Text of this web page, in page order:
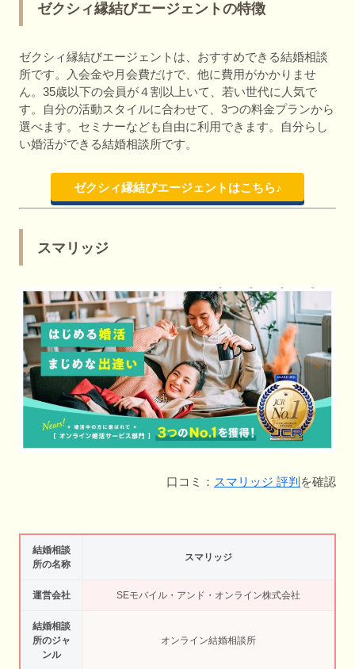
ゼクシィ縁結びエージェントの特徴
ゼクシィ縁結びエージェントは、おすすめできる結婚相談
所です。入会金や月会費だけで、他に費用がかかりませ
ん。35歳以下の会員が４割以上いて、若い世代に人気で
す。自分の活動スタイルに合わせて、3つの料金プランから
選べます。セミナーなども自由に利用できます。自分らし
い婚活ができる結婚相談所です。
ゼクシィ縁結びエージェントはこちら♪
スマリッジ
口コミ： スマリッジ 評判 を確認
結婚相談
所の名称
スマリッジ
運営会社 SEモバイル・アンド・オンライン株式会社
結婚相談
所のジャ
ンル
オンライン結婚相談所